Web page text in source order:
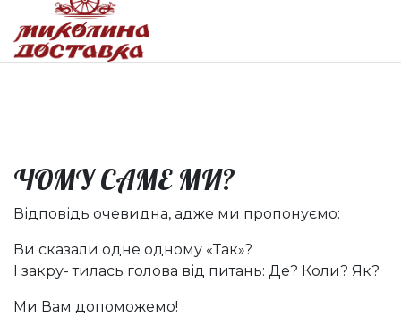
Головна Послуги
ЧОМУ САМЕ МИ?
Відповідь очевидна, адже ми пропонуємо:
Ви сказали одне одному «Так»?
І закру- тилась голова від питань: Де? Коли? Як?
Ми Вам допоможемо!